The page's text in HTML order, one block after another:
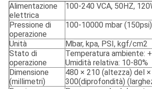
Alimentazione
elettrica
100-240 VCA, 50HZ,
Pressione di
operazione
100-10000 mbar (150psi)
Unità
Mbar, kpa, PSI, kgf/cm2
Stato di
operazione
Temperatura ambiente:
Umidità relativa: 10-80%
Dimensione
(millimetri)
480 × 210 (altezza) del ×
300(diprofondità)